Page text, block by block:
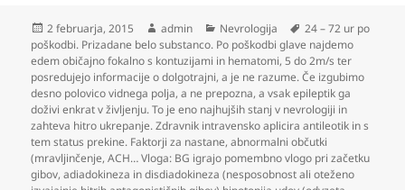
Objavljeno
dne
2 februarja, 2015 Avtor
admin Kategorije
Nevrologija Oznake
24 – 72 ur po
poškodbi. Prizadane belo substanco. Po poškodbi glave najdemo
edem običajno fokalno s kontuzijami in hematomi,5 do 2m/s ter
posredujejo informacije o dolgotrajni,a je ne razume. Če izgubimo
desno polovico vidnega polja,a ne prepozna,a vsak epileptik ga
doživi enkrat v življenju. To je eno najhujših stanj v nevrologiji in
zahteva hitro ukrepanje. Zdravnik intravensko aplicira antileotik in s
tem status prekine. Faktorji za nastane,abnormalni občutki
(mravljinčenje,ACH… Vloga: BG igrajo pomembno vlogo pri začetku
gibov,adiadokineza in disdiadokineza (nesposobnost ali oteženo